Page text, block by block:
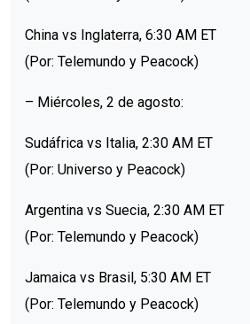
China vs Inglaterra, 6:30 AM ET
(Por: Telemundo y Peacock)
– Miércoles, 2 de agosto:
Sudáfrica vs Italia, 2:30 AM ET
(Por: Universo y Peacock)
Argentina vs Suecia, 2:30 AM ET
(Por: Telemundo y Peacock)
Jamaica vs Brasil, 5:30 AM ET
(Por: Telemundo y Peacock)